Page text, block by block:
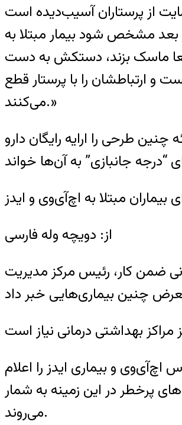
مشخص شود بیمار مبتلا به
ماسک بزند، دستکش به دست
ارتباطشان را با پرستار قطع
می‌کنند.»
طرحی را ارایه رایگان دارو
بیماران مبتلا به اچ‌آی‌وی و ایدز
از: دویچه وله فارسی
ضمن کار، رئیس مرکز مدیریت
و بیماری ایدز را اعلام
پرخطر در این زمینه به شمار
می‌روند.